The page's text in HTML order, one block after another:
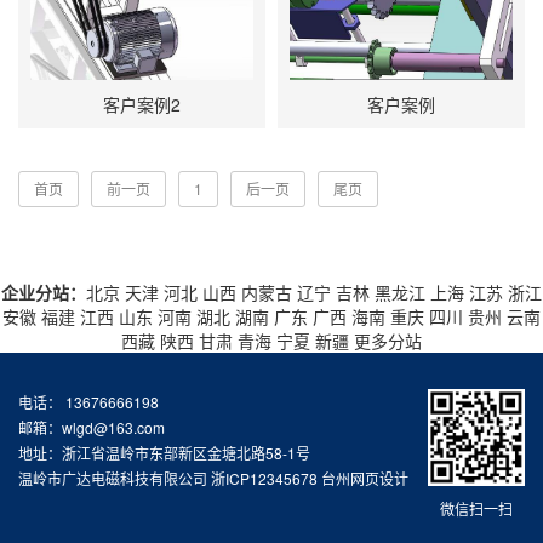
客户案例2 客户案例
首页 前一页 1 后一页 尾页
企业分站： 北京 天津 河北 山西 内蒙古 辽宁 吉林 黑龙江 上海 江苏 浙江
安徽 福建 江西 山东 河南 湖北 湖南 广东 广西 海南 重庆 四川 贵州 云南
西藏 陕西 甘肃 青海 宁夏 新疆 更多分站
微信扫一扫
电话： 13676666198
邮箱：wlgd@163.com
地址：浙江省温岭市东部新区金塘北路58-1号
温岭市广达电磁科技有限公司 浙ICP12345678 台州网页设计